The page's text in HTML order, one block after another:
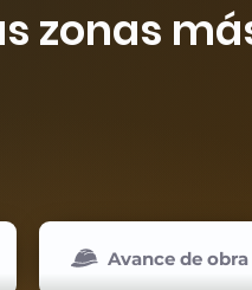
zonas
Avance de obra